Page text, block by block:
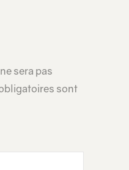
sera pas
sont